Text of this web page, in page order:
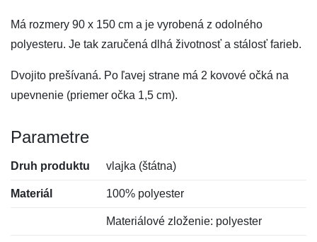
Má rozmery 90 x 150 cm a je vyrobená z odolného
polyesteru. Je tak zaručená dlhá životnosť a stálosť farieb.
Dvojito prešívaná. Po ľavej strane má 2 kovové očká na
upevnenie (priemer očka 1,5 cm).
Parametre
Druh produktu vlajka (štátna)
Materiál 100% polyester
Materiálové zloženie: polyester